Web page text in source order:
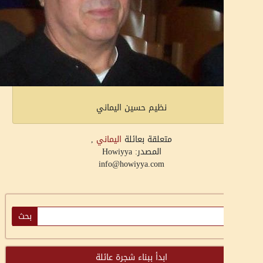
نظيم حسين اليماني
متعلقة بعائلةاليماني,
info@howiyya.com
ابدأ ببناء شجرة عائلة